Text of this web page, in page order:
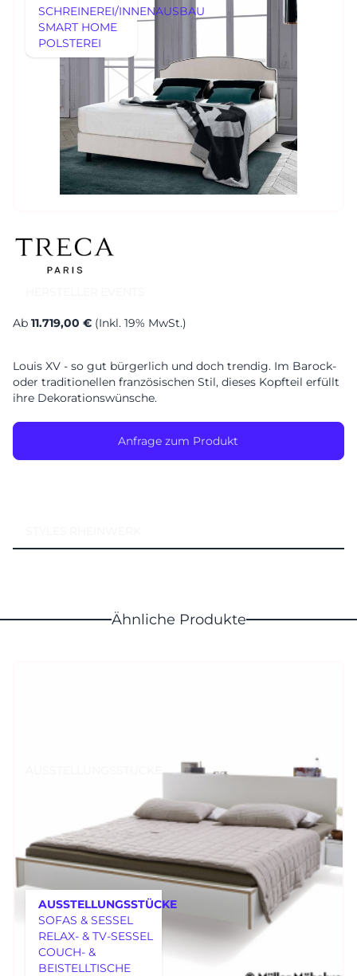
SCHREINEREI/INNENAUSBAU
SMART HOME
POLSTEREI
AUSSTELLUNGSSTÜCKE
SOFAS & SESSEL
RELAX- & TV-SESSEL
COUCH- &
BEISTELLTISCHE
UNSERE EXPERTISE
UNSERE EXPERTISE
REFERENZEN
HERSTELLER
AUSSTELLUNGSSTÜCKE
AUSSTELLUNGSSTÜCKE
MÖBEL
MÖBEL
Ab 11.719,00 € (Inkl. 19% MwSt.)
Louis XV - so gut bürgerlich und doch trendig. Im Barock-
oder traditionellen französischen Stil, dieses Kopfteil erfüllt
ihre Dekorationswünsche.
Anfrage zum Produkt
Ähnliche Produkte
0 22 23 - 91 89 0
Montag geschlossen